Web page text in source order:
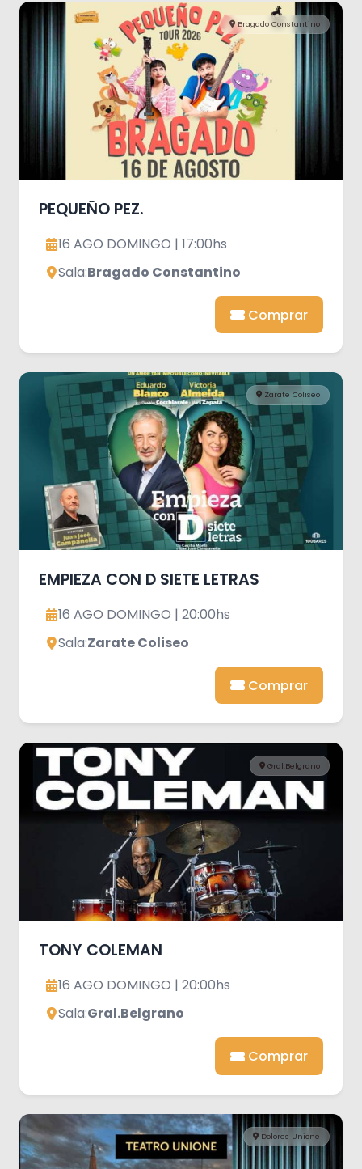
Bragado Constantino
PEQUEÑO PEZ.
16 AGO DOMINGO | 17:00hs
Sala:Bragado Constantino
Comprar
Zarate Coliseo
EMPIEZA CON D SIETE LETRAS
16 AGO DOMINGO | 20:00hs
Sala:Zarate Coliseo
Comprar
Gral.Belgrano
TONY COLEMAN
16 AGO DOMINGO | 20:00hs
Sala:Gral.Belgrano
Comprar
Dolores Unione